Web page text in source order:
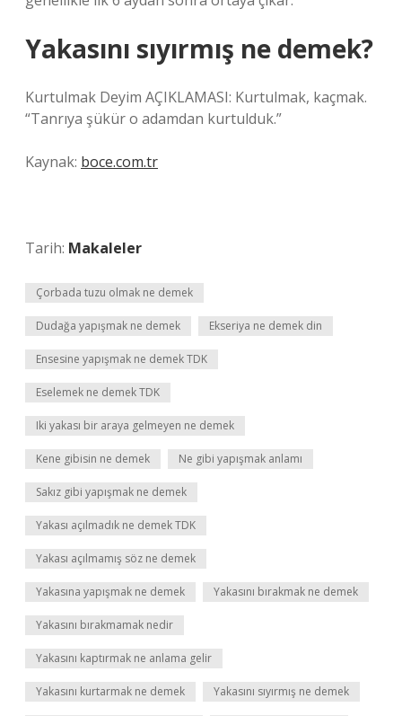
Yakasını sıyırmış ne demek?
Kurtulmak Deyim AÇIKLAMASI: Kurtulmak, kaçmak.
“Tanrıya şükür o adamdan kurtulduk.”
Kaynak: boce.com.tr
Tarih: Makaleler
Çorbada tuzu olmak ne demek
Dudağa yapışmak ne demek Ekseriya ne demek din
Ensesine yapışmak ne demek TDK
Eselemek ne demek TDK
Iki yakası bir araya gelmeyen ne demek
Kene gibisin ne demek Ne gibi yapışmak anlamı
Sakız gibi yapışmak ne demek
Yakası açılmadık ne demek TDK
Yakası açılmamış söz ne demek
Yakasına yapışmak ne demek Yakasını bırakmak ne demek
Yakasını bırakmamak nedir
Yakasını kaptırmak ne anlama gelir
Yakasını kurtarmak ne demek Yakasını sıyırmış ne demek